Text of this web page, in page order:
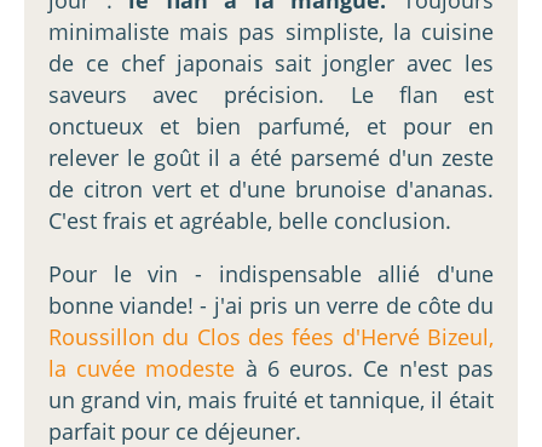
minimaliste mais pas simpliste, la cuisine
de ce chef japonais sait jongler avec les
saveurs avec précision. Le flan est
onctueux et bien parfumé, et pour en
relever le goût il a été parsemé d'un zeste
de citron vert et d'une brunoise d'ananas.
C'est frais et agréable, belle conclusion.
Pour le vin - indispensable allié d'une
bonne viande! - j'ai pris un verre de côte du
Roussillon du Clos des fées d'Hervé Bizeul,
la cuvée modeste à 6 euros. Ce n'est pas
un grand vin, mais fruité et tannique, il était
parfait pour ce déjeuner.